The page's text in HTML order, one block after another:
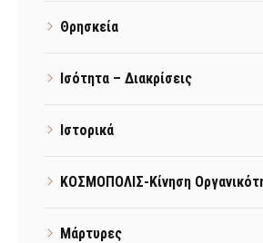
Θρησκεία
Ισότητα – Διακρίσεις
Ιστορικά
ΚΟΣΜΟΠΟΛΙΣ-Κίνηση
Μάρτυρες